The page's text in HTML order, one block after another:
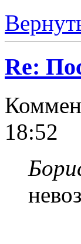
Re:
18:52